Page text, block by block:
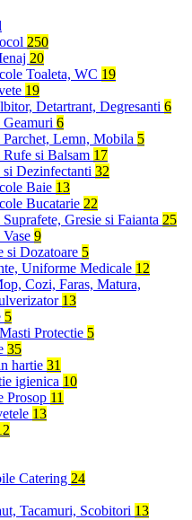
250
20
Toaleta, WC 19
19
Detartrant, Degresanti 6
6
Parchet, Lemn, Mobila 5
si Balsam 17
Dezinfectanti 32
Baie 13
Bucatarie 22
Gresie si Faianta 25
9
si Dozatoare 5
Uniforme Medicale 12
Cozi, Faras, Matura,
13
5
Protectie 5
35
hartie 31
igienica 10
Prosop 11
13
Catering 24
Tacamuri, Scobitori 13